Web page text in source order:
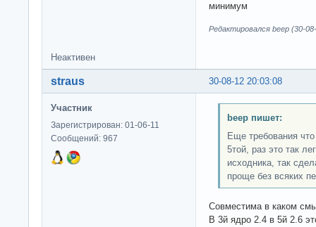
минимум
Редактировался beep (30-
Неактивен
30-08-12 20:03:08
straus
Участник
Зарегистрирован: 01-06-11
Сообщений: 967
beep пишет:
Еще требования
5той, раз это так
исходника, так
проще без всяких
Совместима в каком
В 3й ядро 2.4 в 5й 2.6